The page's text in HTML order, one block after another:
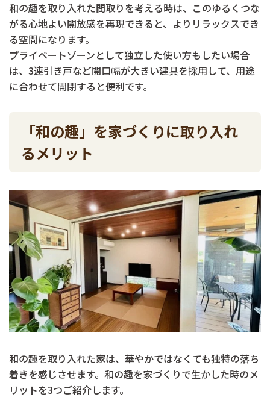
和の趣を取り入れた間取りを考える時は、このゆるくつな
がる心地よい開放感を再現できると、よりリラックスでき
る空間になります。
プライベートゾーンとして独立した使い方もしたい場合
は、3連引き戸など開口幅が大きい建具を採用して、用途
に合わせて開閉すると便利です。
「和の趣」を家づくりに取り入れ
るメリット
和の趣を取り入れた家は、華やかではなくても独特の落ち
着きを感じさせます。和の趣を家づくりで生かした時のメ
リットを3つご紹介します。